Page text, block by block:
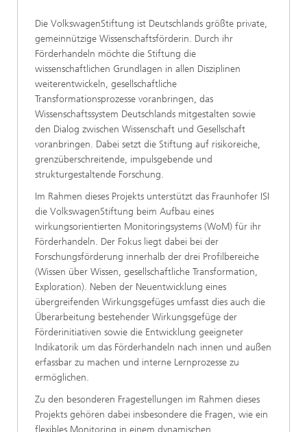
Die VolkswagenStiftung ist Deutschlands größte private,
gemeinnützige Wissenschaftsförderin. Durch ihr
Förderhandeln möchte die Stiftung die
wissenschaftlichen Grundlagen in allen Disziplinen
weiterentwickeln, gesellschaftliche
Transformationsprozesse voranbringen, das
Wissenschaftssystem Deutschlands mitgestalten sowie
den Dialog zwischen Wissenschaft und Gesellschaft
voranbringen. Dabei setzt die Stiftung auf risikoreiche,
grenzüberschreitende, impulsgebende und
strukturgestaltende Forschung.
Im Rahmen dieses Projekts unterstützt das Fraunhofer ISI
die VolkswagenStiftung beim Aufbau eines
wirkungsorientierten Monitoringsystems (WoM) für ihr
Förderhandeln. Der Fokus liegt dabei bei der
Forschungsförderung innerhalb der drei Profilbereiche
(Wissen über Wissen, gesellschaftliche Transformation,
Exploration). Neben der Neuentwicklung eines
übergreifenden Wirkungsgefüges umfasst dies auch die
Überarbeitung bestehender Wirkungsgefüge der
Förderinitiativen sowie die Entwicklung geeigneter
Indikatorik um das Förderhandeln nach innen und außen
erfassbar zu machen und interne Lernprozesse zu
ermöglichen.
Zu den besonderen Fragestellungen im Rahmen dieses
Projekts gehören dabei insbesondere die Fragen, wie ein
flexibles Monitoring in einem dynamischen